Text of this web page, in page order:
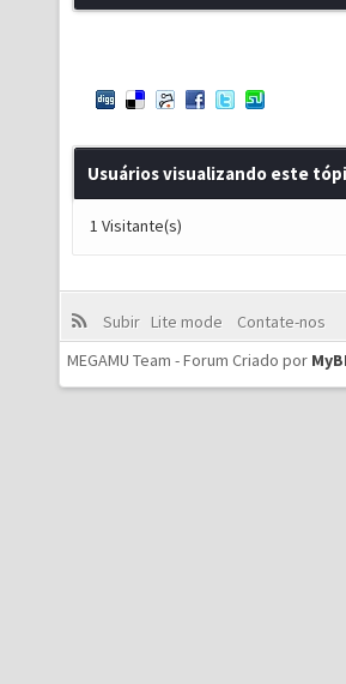
Usuários visualizando este
1 Visitante(s)
Subir Lite mode
Contate-nos
MEGAMU Team - Forum Criado por